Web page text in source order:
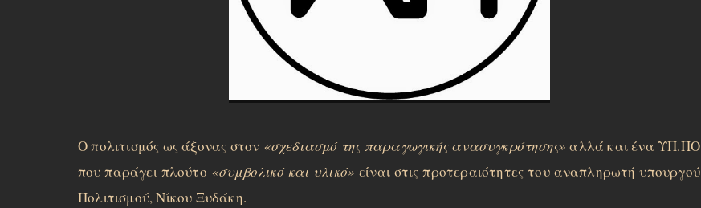
Ο πολιτισμός ως άξονας στον «σχεδιασμό της παραγωγικής ανασυγκρότησης» αλλά και ένα ΥΠ.ΠΟ
που παράγει πλούτο «συμβολικό και υλικό» είναι στις προτεραιότητες του αναπληρωτή υπουργού
Πολιτισμού, Νίκου Ξυδάκη.